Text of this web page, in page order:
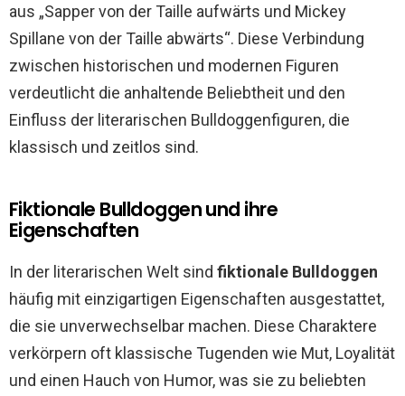
aus „Sapper von der Taille aufwärts und Mickey
Spillane von der Taille abwärts“. Diese Verbindung
zwischen historischen und modernen Figuren
verdeutlicht die anhaltende Beliebtheit und den
Einfluss der literarischen Bulldoggenfiguren, die
klassisch und zeitlos sind.
Fiktionale Bulldoggen und ihre
Eigenschaften
In der literarischen Welt sind fiktionale Bulldoggen
häufig mit einzigartigen Eigenschaften ausgestattet,
die sie unverwechselbar machen. Diese Charaktere
verkörpern oft klassische Tugenden wie Mut, Loyalität
und einen Hauch von Humor, was sie zu beliebten